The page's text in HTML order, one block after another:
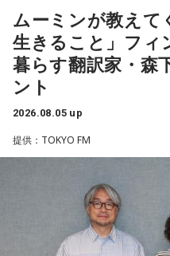
人の方のお名前が分かり、
ご遺族の方も80年の時を経
っしゃったといいます。「
齊藤さんですが、まだまだ
「当時は自分の持ち物に名
お名前はあるんですが、ご家
て、亡くなったと特定でき
お目にかかりたいんです」
8月5日、いのはなトンネル
パーソナリティ：アンジー
Gacharic Spin）、たんぼ教
放送日時：月曜～木曜
番組Webサイト：https://
番組公式X：
（左から）パーソナリティ
社yutori代表取締役社長 片
ゆとりくんは、Z世代向けア
2023年にはアパレル業界史
大きな注目を集めています
気になっていました」と語
たことを明かします。
◆「今いちばんすごい人」
ムーミンが教えて
生きること」フィ
暮らす翻訳家・森
ント
2026.08.05 up
提供：TOKYO FM